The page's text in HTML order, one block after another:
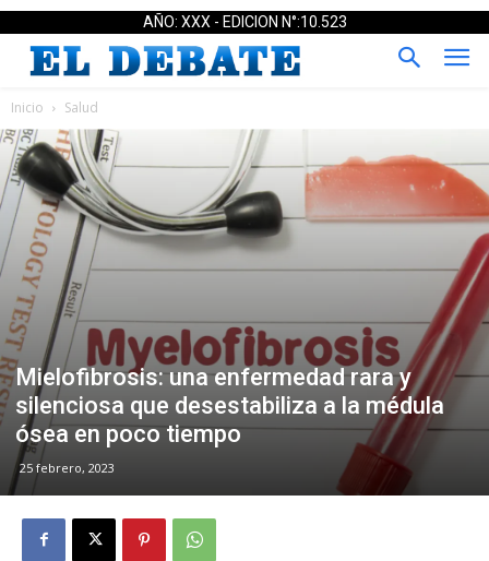
AÑO: XXX - EDICION N°:10.523
Inicio Salud
Mielofibrosis: una enfermedad rara y
silenciosa que desestabiliza a la médula
ósea en poco tiempo
25 febrero, 2023